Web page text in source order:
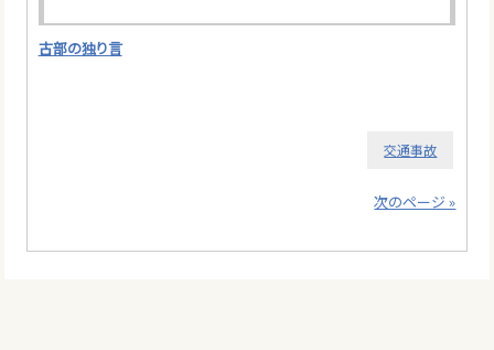
古部の独り言
交通事故
次のページ »